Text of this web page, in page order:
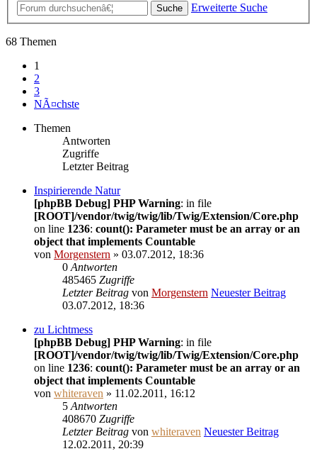
Suche Erweiterte Suche
68 Themen
1
2
3
NÃ¤chste
Themen
Antworten
Zugriffe
Letzter Beitrag
Inspirierende Natur
[phpBB Debug] PHP Warning: in file
[ROOT]/vendor/twig/twig/lib/Twig/Extension/Core.php
on line 1236: count(): Parameter must be an array or an
object that implements Countable
von Morgenstern » 03.07.2012, 18:36
0 Antworten
485465 Zugriffe
Letzter Beitrag von Morgenstern Neuester Beitrag
03.07.2012, 18:36
zu Lichtmess
[phpBB Debug] PHP Warning: in file
[ROOT]/vendor/twig/twig/lib/Twig/Extension/Core.php
on line 1236: count(): Parameter must be an array or an
object that implements Countable
von whiteraven » 11.02.2011, 16:12
5 Antworten
408670 Zugriffe
Letzter Beitrag von whiteraven Neuester Beitrag
12.02.2011, 20:39